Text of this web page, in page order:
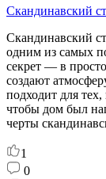
Скандинавский
Скандинавский
одним из самых
секрет — в
создают
подходит для
чтобы дом был
черты
1
0